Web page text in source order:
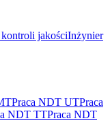
jakościInżynier
Praca NDT UTPraca
NDT TTPraca NDT